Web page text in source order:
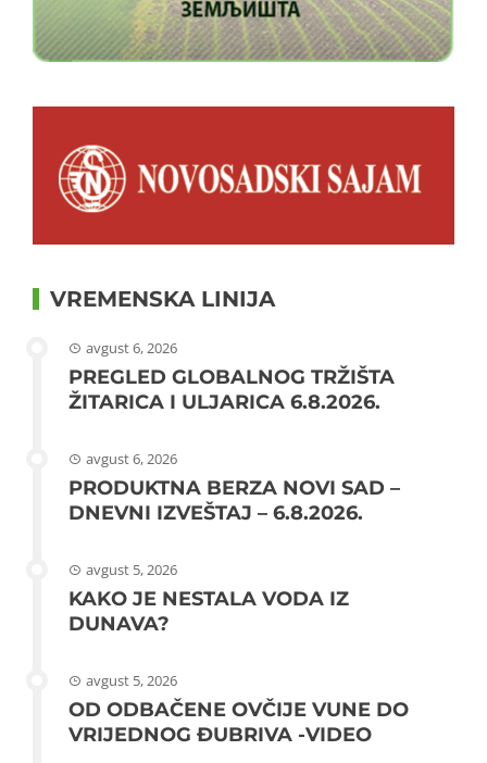
VREMENSKA LINIJA
avgust 6, 2026
PREGLED GLOBALNOG TRŽIŠTA
ŽITARICA I ULJARICA 6.8.2026.
avgust 6, 2026
PRODUKTNA BERZA NOVI SAD –
DNEVNI IZVEŠTAJ – 6.8.2026.
avgust 5, 2026
KAKO JE NESTALA VODA IZ
DUNAVA?
avgust 5, 2026
OD ODBAČENE OVČIJE VUNE DO
VRIJEDNOG ĐUBRIVA -VIDEO